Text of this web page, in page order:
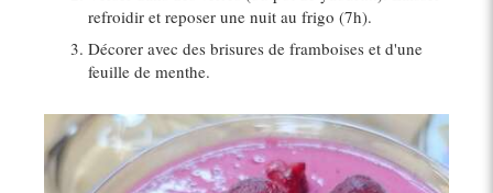
refroidir et reposer une nuit au frigo (7h).
Décorer avec des brisures de framboises et d'une
feuille de menthe.